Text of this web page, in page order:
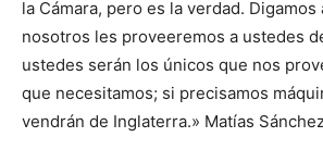
la Cámara, pero es la verdad. Digamos
nosotros les proveeremos a ustedes
ustedes serán los únicos que nos
que necesitamos; si precisamos
vendrán de Inglaterra.» Matías